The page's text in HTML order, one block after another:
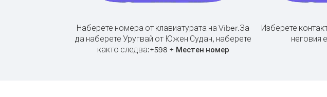
Наберете номера от клавиатурата на Viber.За
да наберете Уругвай от Южен Судан, наберете
както следва:+598 + Местен номер
Изберете
неговия